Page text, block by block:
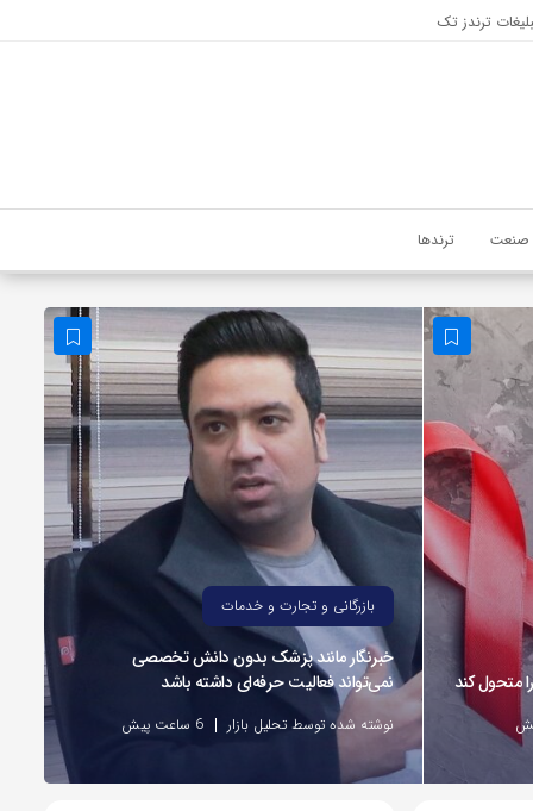
ترندز تک
صنعت ترندها
بازرگانی و تجارت و خدمات
خبرنگار مانند پزشک بدون دانش تخصصی
نمی‌تواند فعالیت حرفه‌ای داشته باشد
نوشته شده توسط تحلیل بازار 6 ساعت پیش